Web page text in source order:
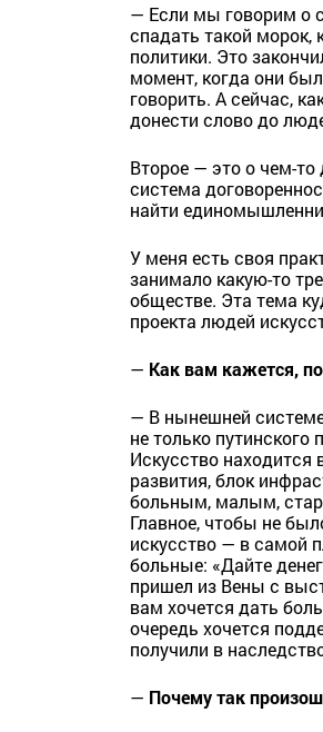
— Если мы говорим о
спадать такой морок,
политики. Это
момент, когда они
говорить. А сейчас,
донести слово до
Второе — это о чем-то
система
найти
У меня есть своя
занимало какую-то
обществе. Эта тема
проекта людей
— Как вам кажется,
— В нынешней
не только
Искусство находится
развития, блок
больным, малым,
Главное, чтобы не
искусство — в самой
больные: «Дайте
пришел из Вены с
вам хочется дать
очередь хочется
получили в
— Почему так